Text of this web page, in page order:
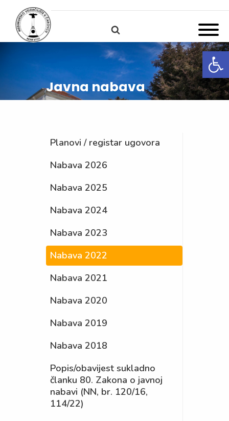
Javna nabava
Planovi / registar ugovora
Nabava 2026
Nabava 2025
Nabava 2024
Nabava 2023
Nabava 2022
Nabava 2021
Nabava 2020
Nabava 2019
Nabava 2018
Popis/obavijest sukladno
članku 80. Zakona o javnoj
nabavi (NN, br. 120/16,
114/22)